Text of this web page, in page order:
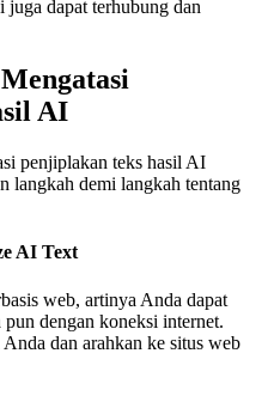
juga dapat terhubung dan
AI
penjiplakan teks hasil AI
langkah demi langkah tentang
AI Text
web, artinya Anda dapat
dengan koneksi internet.
dan arahkan ke situs web